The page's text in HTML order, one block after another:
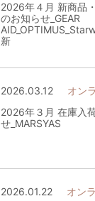
2026年４月 新商品
のお知らせ_GEAR
新
2026.03.12
オン
2026年３月 在庫入
せ_MARSYAS
2026.01.22
オン